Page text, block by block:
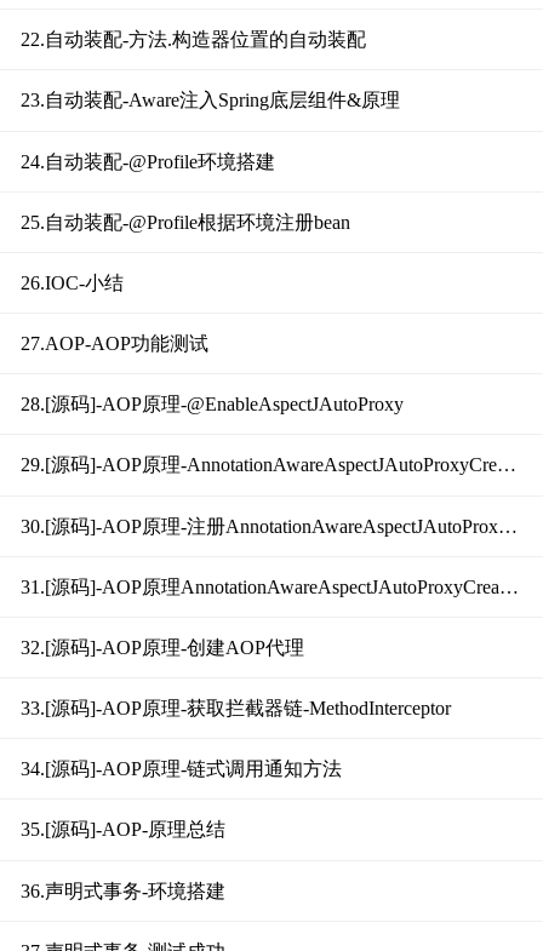
22.自动装配-方法.构造器位置的自动装配
23.自动装配-Aware注入Spring底层组件&原理
24.自动装配-@Profile环境搭建
25.自动装配-@Profile根据环境注册bean
26.IOC-小结
27.AOP-AOP功能测试
28.[源码]-AOP原理-@EnableAspectJAutoProxy
29.[源码]-AOP原理-AnnotationAwareAspectJAutoProxyCreator分析
30.[源码]-AOP原理-注册AnnotationAwareAspectJAutoProxyCreator
31.[源码]-AOP原理AnnotationAwareAspectJAutoProxyCreator执行时机
32.[源码]-AOP原理-创建AOP代理
33.[源码]-AOP原理-获取拦截器链-MethodInterceptor
34.[源码]-AOP原理-链式调用通知方法
35.[源码]-AOP-原理总结
36.声明式事务-环境搭建